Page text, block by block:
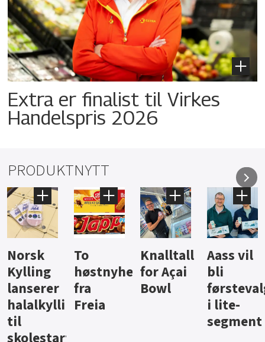
Extra er finalist til Virkes
Handelspris 2026
PRODUKTNYTT
Knalltall
for Açai
Bowl
Aass vil
bli
førstevalg
i lite-
Brus og
jus fra
Berentsen
Hard
iste fra
Hansa